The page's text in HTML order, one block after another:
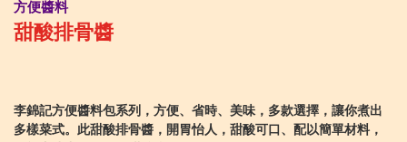
方便醬料
甜酸排骨醬
李錦記方便醬料包系列，方便、省時、美味，多款選擇，讓你煮出
多樣菜式。此甜酸排骨醬，開胃怡人，甜酸可口、配以簡單材料，